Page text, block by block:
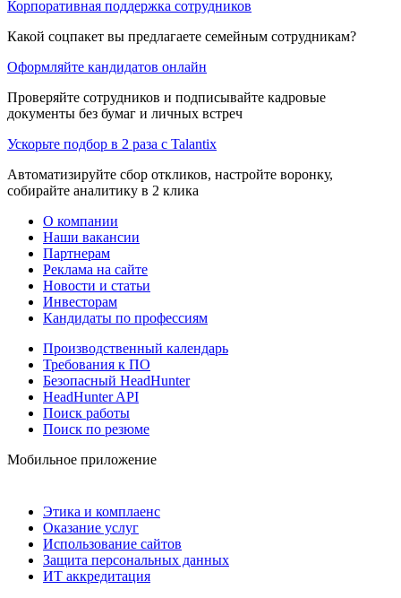
Корпоративная поддержка сотрудников
Какой соцпакет вы предлагаете семейным сотрудникам?
Оформляйте кандидатов онлайн
Проверяйте сотрудников и подписывайте кадровые
документы без бумаг и личных встреч
Ускорьте подбор в 2 раза с Talantix
Автоматизируйте сбор откликов, настройте воронку,
собирайте аналитику в 2 клика
О компании
Наши вакансии
Партнерам
Реклама на сайте
Новости и статьи
Инвесторам
Кандидаты по профессиям
Производственный календарь
Требования к ПО
Безопасный HeadHunter
HeadHunter API
Поиск работы
Поиск по резюме
Мобильное приложение
Этика и комплаенс
Оказание услуг
Использование сайтов
Защита персональных данных
ИТ аккредитация